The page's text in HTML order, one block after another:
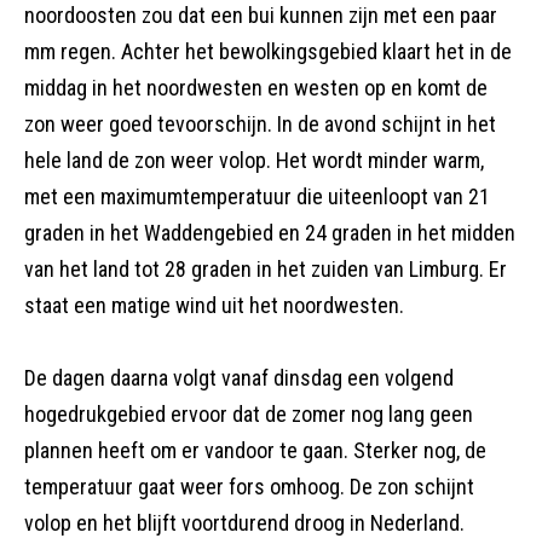
noordoosten zou dat een bui kunnen zijn met een paar
mm regen. Achter het bewolkingsgebied klaart het in de
middag in het noordwesten en westen op en komt de
zon weer goed tevoorschijn. In de avond schijnt in het
hele land de zon weer volop. Het wordt minder warm,
met een maximumtemperatuur die uiteenloopt van 21
graden in het Waddengebied en 24 graden in het midden
van het land tot 28 graden in het zuiden van Limburg. Er
staat een matige wind uit het noordwesten.
De dagen daarna volgt vanaf dinsdag een volgend
hogedrukgebied ervoor dat de zomer nog lang geen
plannen heeft om er vandoor te gaan. Sterker nog, de
temperatuur gaat weer fors omhoog. De zon schijnt
volop en het blijft voortdurend droog in Nederland.